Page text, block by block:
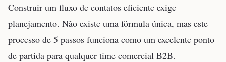
Construir um fluxo de contatos eficiente exige
planejamento. Não existe uma fórmula única, mas este
processo de 5 passos funciona como um excelente ponto
de partida para qualquer time comercial B2B.